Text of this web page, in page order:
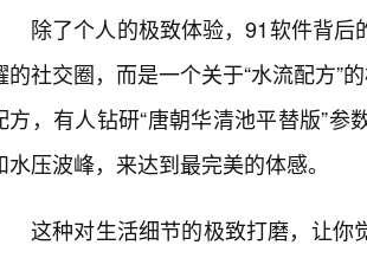
除了个人的极致体验，91软件背
的社交圈，而是一个关于“水流配方”
方，有人钻研“唐朝华清池平替版”
水压波峰，来达到最完美的体感。
这种对生活细节的极致打磨，让你